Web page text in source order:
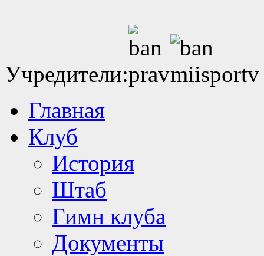
Учредители:
Главная
Клуб
История
Штаб
Гимн клуба
Документы